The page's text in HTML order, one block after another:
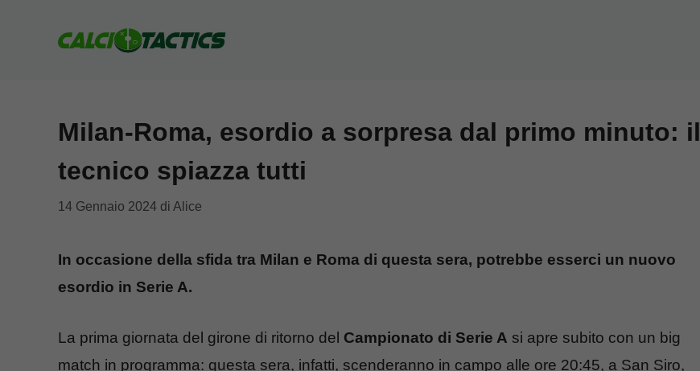
Milan-Roma, esordio a sorpresa dal primo minuto: il
tecnico spiazza tutti
14 Gennaio 2024 di Alice
In occasione della sfida tra Milan e Roma di questa sera, potrebbe esserci un nuovo
esordio in Serie A.
La prima giornata del girone di ritorno del Campionato di Serie A si apre subito con un big
match in programma: questa sera, infatti, scenderanno in campo alle ore 20:45, a San Siro,